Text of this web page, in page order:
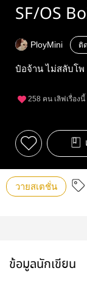
SF/OS
PloyMini ติ
ป๋อจ้าน ไม่สลับโพ
258 คน เลิฟเรื่องนี้
วายสเตชั่น
ข้อมูลนักเขียน